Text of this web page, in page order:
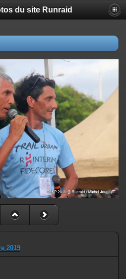
du site Runraid
2019